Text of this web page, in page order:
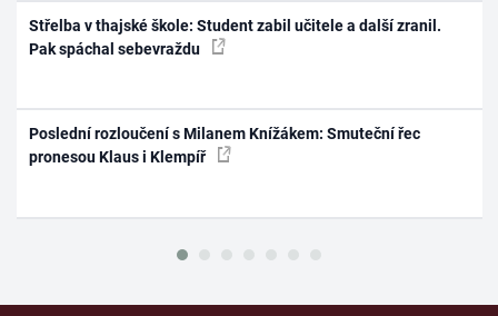
Střelba v thajské škole: Student zabil učitele a další zranil.
Pak spáchal sebevraždu
Poslední rozloučení s Milanem Knížákem: Smuteční řec
pronesou Klaus i Klempíř